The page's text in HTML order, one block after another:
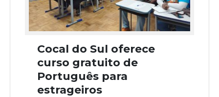
Cocal do Sul oferece
curso gratuito de
Português para
estrageiros